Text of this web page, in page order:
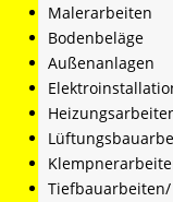
Malerarbeiten
Bodenbeläge
Außenanlagen